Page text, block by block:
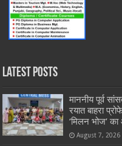
Latest Posts
माननीय पूर्व
रयात बाहरा
‘मिलन भोज’
August 7, 2026